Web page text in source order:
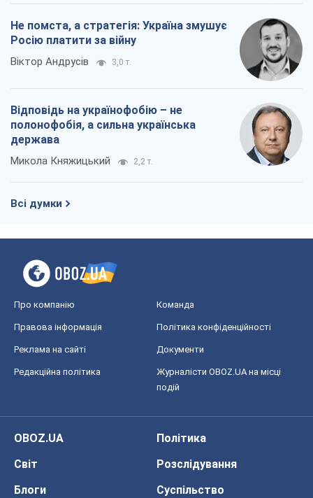
Не помста, а стратегія: Україна змушує
Росію платити за війну
Віктор Андрусів 3,0 т.
Відповідь на українофобію – не
полонофобія, а сильна українська
держава
Микола Княжицький 2,2 т.
Всі думки
Про компанію Команда
Правова інформація Політика конфіденційності
Реклама на сайті Документи
Редакційна політика
Журналісти OBOZ.UA на місці
подій
OBOZ.UA
Політика
Світ
Розслідування
Блоги
Суспільство